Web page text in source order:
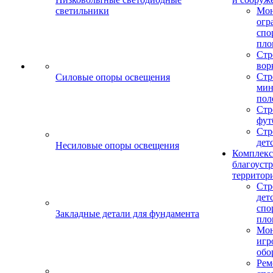
светильники
Силовые опоры освещения
Несиловые опоры освещения
Закладные детали для фундамента